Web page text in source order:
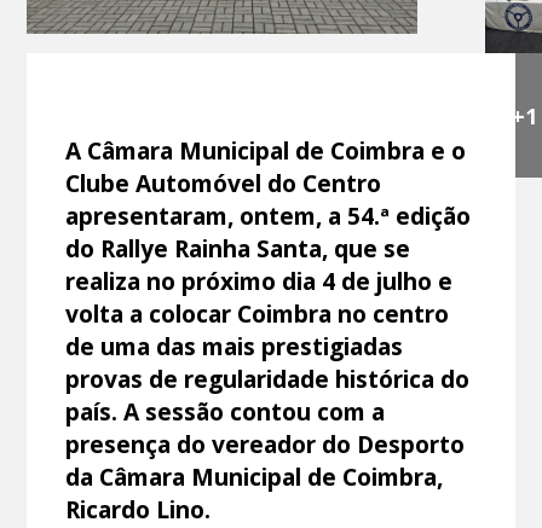
+1
A Câmara Municipal de Coimbra e o
Clube Automóvel do Centro
apresentaram, ontem, a 54.ª edição
do Rallye Rainha Santa, que se
realiza no próximo dia 4 de julho e
volta a colocar Coimbra no centro
de uma das mais prestigiadas
provas de regularidade histórica do
país. A sessão contou com a
presença do vereador do Desporto
da Câmara Municipal de Coimbra,
Ricardo Lino.